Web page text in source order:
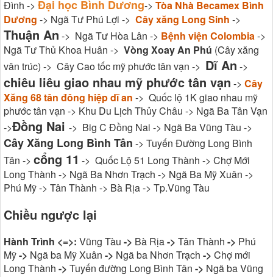
Đình -> Đại học Bình Dương-> Tòa Nhà Becamex Bình
Dương -> Ngã Tư Phú Lợi -> Cây xăng Long Sinh ->
Thuận An -> Ngã Tư Hòa Lân -> Bệnh viện Colombia->
Ngã Tư Thủ Khoa Huân -> Vòng Xoay An Phú (Cây xăng
vân trúc) -> Cây Cao tốc mỹ phước tân vạn -> Dĩ An ->
chiêu liêu giao nhau mỹ phước tân vạn -> Cây
Xăng 68 tân đông hiệp dĩ an -> Quốc lộ 1K giao nhau mỹ
phước tân vạn -> Khu Du Lịch Thủy Châu -> Ngã Ba Tân Vạn
->Đồng Nai -> Big C Đồng Nai -> Ngã Ba Vũng Tàu ->
Cây Xăng Long Bình Tân -> Tuyến Đường Long Bình
Tân -> cổng 11 -> Quốc Lộ 51 Long Thành -> Chợ Mới
Long Thành -> Ngã Ba Nhơn Trạch -> Ngã Ba Mỹ Xuân ->
Phú Mỹ -> Tân Thành -> Bà Rịa -> Tp.Vũng Tàu
Chiều ngược lại
Hành Trình <=>: Vũng Tàu -> Bà Rịa-> Tân Thành -> Phú
Mỹ-> Ngã ba Mỹ Xuân -> Ngã ba Nhơn Trạch -> Chợ mới
Long Thành -> Tuyến đường Long Bình Tân -> Ngã ba Vũng